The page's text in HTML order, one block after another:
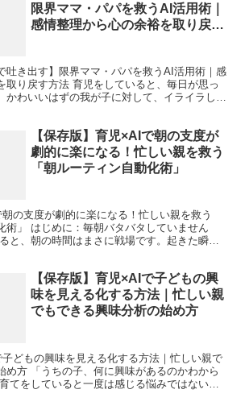
限界ママ・パパを救うAI活用術｜
感情整理から心の余裕を取り戻す
吐き出す】限界ママ・パパを救うAI活用術｜感
取り戻す方法 育児をしていると、毎日が思っ
かわいいはずの我が子に対して、イライラして
【保存版】育児×AIで朝の支度が
劇的に楽になる！忙しい親を救う
「朝ルーティン自動化術」
朝の支度が劇的に楽になる！忙しい親を救う
術」 はじめに：毎朝バタバタしていません
と、朝の時間はまさに戦場です。起きた瞬間
【保存版】育児×AIで子どもの興
味を見える化する方法｜忙しい親
でもできる興味分析の始め方
子どもの興味を見える化する方法｜忙しい親で
め方 「うちの子、何に興味があるのかわから
てをしていると一度は感じる悩みではないで